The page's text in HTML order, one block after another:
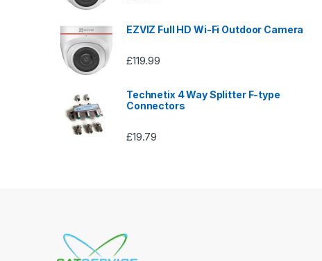
EZVIZ Full HD Wi-Fi Outdoor Camera
£119.99
Technetix 4 Way Splitter F-type
Connectors
£19.79